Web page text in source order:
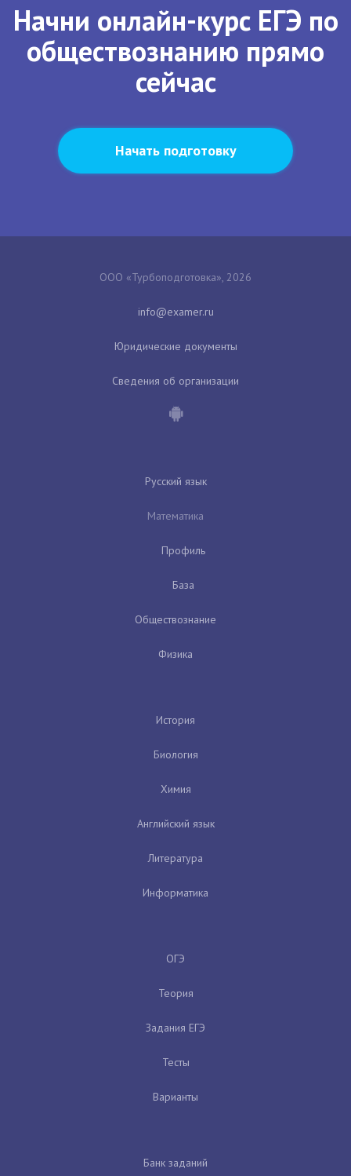
Начни онлайн-курс ЕГЭ по
обществознанию прямо
сейчас
Начать подготовку
ООО «Турбоподготовка», 2026
Юридические документы
Сведения об организации
Русский язык
Математика
Профиль
База
Обществознание
Физика
История
Биология
Химия
Английский язык
Литература
Информатика
ОГЭ
Теория
Задания ЕГЭ
Тесты
Варианты
Банк заданий